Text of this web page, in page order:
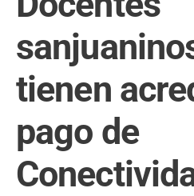
tienen
pago de